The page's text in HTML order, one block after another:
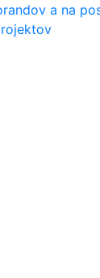
a na